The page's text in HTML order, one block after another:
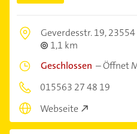
Geverdesstr. 19,23554
1,1 km
Geschlossen –Öffnet
015563 27 48 19
Webseite